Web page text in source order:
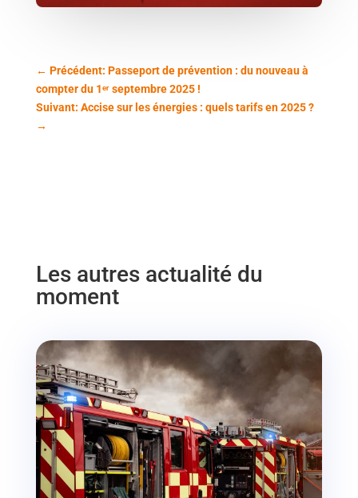
← Précédent: Passeport de prévention : du nouveau à
compter du 1ᵉʳ septembre 2025 !
Suivant: Accise sur les énergies : quels tarifs en 2025 ?
→
Les autres actualité du
moment